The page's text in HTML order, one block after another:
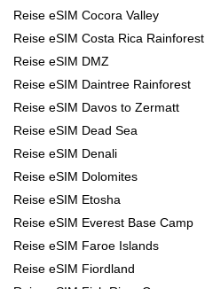
Reise eSIM Cocora Valley
Reise eSIM Costa Rica Rainforest
Reise eSIM DMZ
Reise eSIM Daintree Rainforest
Reise eSIM Davos to Zermatt
Reise eSIM Dead Sea
Reise eSIM Denali
Reise eSIM Dolomites
Reise eSIM Etosha
Reise eSIM Everest Base Camp
Reise eSIM Faroe Islands
Reise eSIM Fiordland